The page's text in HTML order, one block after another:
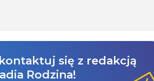
się z redakcją
Rodzina!